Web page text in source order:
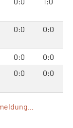
0:0 0:0
0:0
0:0
0:0 0:0